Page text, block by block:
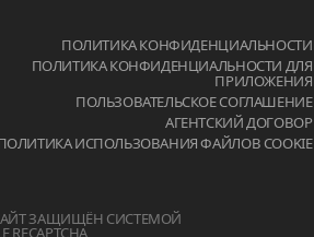
ПОЛИТИКА КОНФИДЕНЦИАЛЬНОСТИ
ПОЛИТИКА КОНФИДЕНЦИАЛЬНОСТИ ДЛЯ
ПРИЛОЖЕНИЯ
ПОЛЬЗОВАТЕЛЬСКОЕ СОГЛАШЕНИЕ
АГЕНТСКИЙ ДОГОВОР
ИСПОЛЬЗОВАНИЯ ФАЙЛОВ COOKIE
ЗАЩИЩЁН СИСТЕМОЙ
RECAPTCHA,